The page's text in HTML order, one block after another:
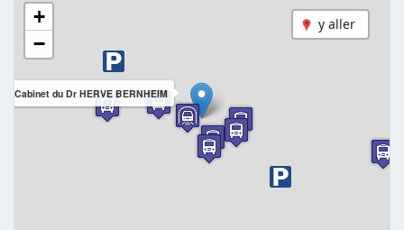
y aller
Cabinet du Dr HERVE BERNHEIM
+
−